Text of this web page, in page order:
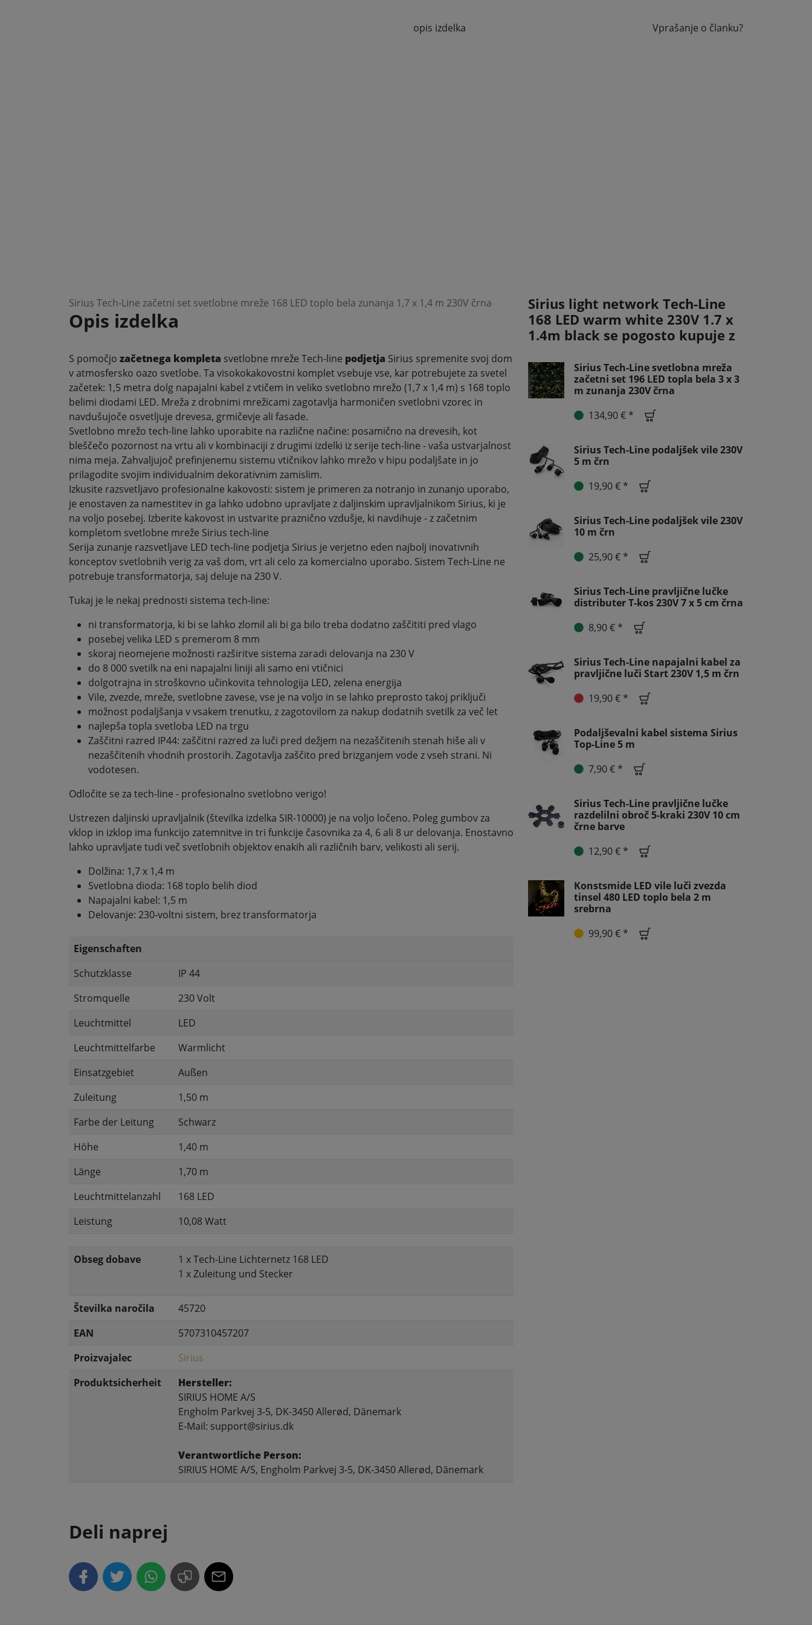
opis izdelka Vprašanje o članku?
Sirius Tech-Line začetni set svetlobne mreže 168 LED toplo bela zunanja 1,7 x 1,4 m 230V črna
Opis izdelka
S pomočjo začetnega kompleta svetlobne mreže Tech-line podjetja Sirius spremenite svoj dom
v atmosfersko oazo svetlobe. Ta visokokakovostni komplet vsebuje vse, kar potrebujete za svetel
začetek: 1,5 metra dolg napajalni kabel z vtičem in veliko svetlobno mrežo (1,7 x 1,4 m) s 168 toplo
belimi diodami LED. Mreža z drobnimi mrežicami zagotavlja harmoničen svetlobni vzorec in
navdušujoče osvetljuje drevesa, grmičevje ali fasade.
Svetlobno mrežo tech-line lahko uporabite na različne načine: posamično na drevesih, kot
bleščečo pozornost na vrtu ali v kombinaciji z drugimi izdelki iz serije tech-line - vaša ustvarjalnost
nima meja. Zahvaljujoč prefinjenemu sistemu vtičnikov lahko mrežo v hipu podaljšate in jo
prilagodite svojim individualnim dekorativnim zamislim.
Izkusite razsvetljavo profesionalne kakovosti: sistem je primeren za notranjo in zunanjo uporabo,
je enostaven za namestitev in ga lahko udobno upravljate z daljinskim upravljalnikom Sirius, ki je
na voljo posebej. Izberite kakovost in ustvarite praznično vzdušje, ki navdihuje - z začetnim
kompletom svetlobne mreže Sirius tech-line
Serija zunanje razsvetljave LED tech-line podjetja Sirius je verjetno eden najbolj inovativnih
konceptov svetlobnih verig za vaš dom, vrt ali celo za komercialno uporabo. Sistem Tech-Line ne
potrebuje transformatorja, saj deluje na 230 V.
Tukaj je le nekaj prednosti sistema tech-line:
ni transformatorja, ki bi se lahko zlomil ali bi ga bilo treba dodatno zaščititi pred vlago
posebej velika LED s premerom 8 mm
skoraj neomejene možnosti razširitve sistema zaradi delovanja na 230 V
do 8 000 svetilk na eni napajalni liniji ali samo eni vtičnici
dolgotrajna in stroškovno učinkovita tehnologija LED, zelena energija
Vile, zvezde, mreže, svetlobne zavese, vse je na voljo in se lahko preprosto takoj priključi
možnost podaljšanja v vsakem trenutku, z zagotovilom za nakup dodatnih svetilk za več let
najlepša topla svetloba LED na trgu
Zaščitni razred IP44: zaščitni razred za luči pred dežjem na nezaščitenih stenah hiše ali v
nezaščitenih vhodnih prostorih. Zagotavlja zaščito pred brizganjem vode z vseh strani. Ni
vodotesen.
Odločite se za tech-line - profesionalno svetlobno verigo!
Ustrezen daljinski upravljalnik (številka izdelka SIR-10000) je na voljo ločeno. Poleg gumbov za
vklop in izklop ima funkcijo zatemnitve in tri funkcije časovnika za 4, 6 ali 8 ur delovanja. Enostavno
lahko upravljate tudi več svetlobnih objektov enakih ali različnih barv, velikosti ali serij.
Dolžina: 1,7 x 1,4 m
Svetlobna dioda: 168 toplo belih diod
Napajalni kabel: 1,5 m
Delovanje: 230-voltni sistem, brez transformatorja
Eigenschaften
Schutzklasse
IP 44
Stromquelle
230 Volt
Leuchtmittel
LED
Leuchtmittelfarbe
Warmlicht
Einsatzgebiet
Außen
Zuleitung
1,50 m
Farbe der Leitung
Schwarz
Höhe
1,40 m
Länge
1,70 m
Leuchtmittelanzahl
168 LED
Leistung
10,08 Watt
Obseg dobave
1 x Tech-Line Lichternetz 168 LED
1 x Zuleitung und Stecker
Številka naročila
45720
EAN
5707310457207
Proizvajalec
Sirius
Produktsicherheit
Hersteller:
SIRIUS HOME A/S
Engholm Parkvej 3-5, DK-3450 Allerød, Dänemark
E-Mail: support@sirius.dk
Verantwortliche Person:
SIRIUS HOME A/S, Engholm Parkvej 3-5, DK-3450 Allerød, Dänemark
Deli naprej
Sirius light network Tech-Line
168 LED warm white 230V 1.7 x
1.4m black se pogosto kupuje z
Sirius Tech-Line svetlobna mreža
začetni set 196 LED topla bela 3 x 3
m zunanja 230V črna
134,90 € *
Sirius Tech-Line podaljšek vile 230V
5 m črn
19,90 € *
Sirius Tech-Line podaljšek vile 230V
10 m črn
25,90 € *
Sirius Tech-Line pravljične lučke
distributer T-kos 230V 7 x 5 cm črna
8,90 € *
Sirius Tech-Line napajalni kabel za
pravljične luči Start 230V 1,5 m črn
19,90 € *
Podaljševalni kabel sistema Sirius
Top-Line 5 m
7,90 € *
Sirius Tech-Line pravljične lučke
razdelilni obroč 5-kraki 230V 10 cm
črne barve
12,90 € *
Konstsmide LED vile luči zvezda
tinsel 480 LED toplo bela 2 m
srebrna
99,90 € *